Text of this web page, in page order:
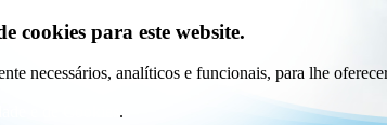
cookies para este website.
necessários, analíticos e funcionais, para lhe
e de Cookies .